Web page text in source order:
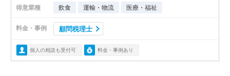
得意業種 飲食 運輸・物流 医療・福祉
料金・事例 顧問税理士
個人の相談も受付可 料金・事例あり